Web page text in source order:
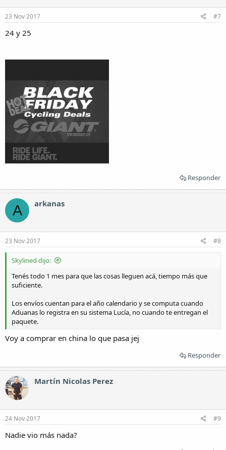
23 Nov 2017 #7
24 y 25
Responder
A arkanas
23 Nov 2017 #8
Skylined dijo:
Tenés todo 1 mes para que las cosas lleguen acá, tiempo más que
suficiente.
Los envíos cuentan para el año calendario y se computa cuando
Aduanas lo registra en su sistema Lucía, no cuando te entregan el
paquete.
Voy a comprar en china lo que pasa jej
Responder
Martín Nicolas Perez
24 Nov 2017 #9
Nadie vio más nada?